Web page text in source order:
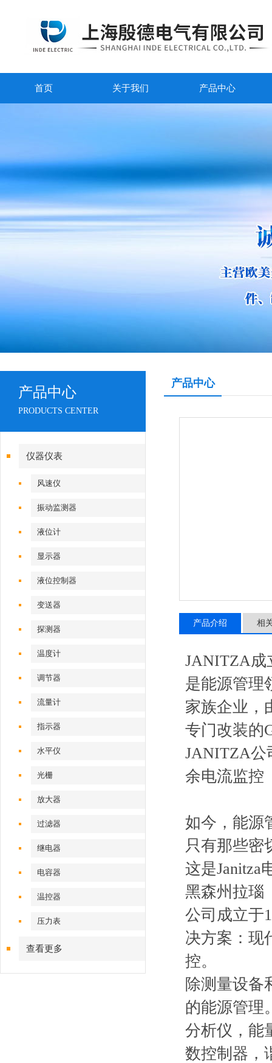
首页 关于我们 产品中心
产品中心
PRODUCTS CENTER
仪器仪表
风速仪
振动监测器
液位计
显示器
液位控制器
变送器
探测器
温度计
调节器
流量计
指示器
水平仪
光栅
放大器
过滤器
继电器
电容器
温控器
压力表
查看更多
产品中心
产品介绍 相
JANITZA成
是能源管理
家族企业，
专门改装的
JANITZA公
余电流监控
如今，能源
只有那些密
这是Janitza
黑森州拉瑙
公司成立于
决方案：现
控。
除测量设备
的能源管理
分析仪，能
数控制器，